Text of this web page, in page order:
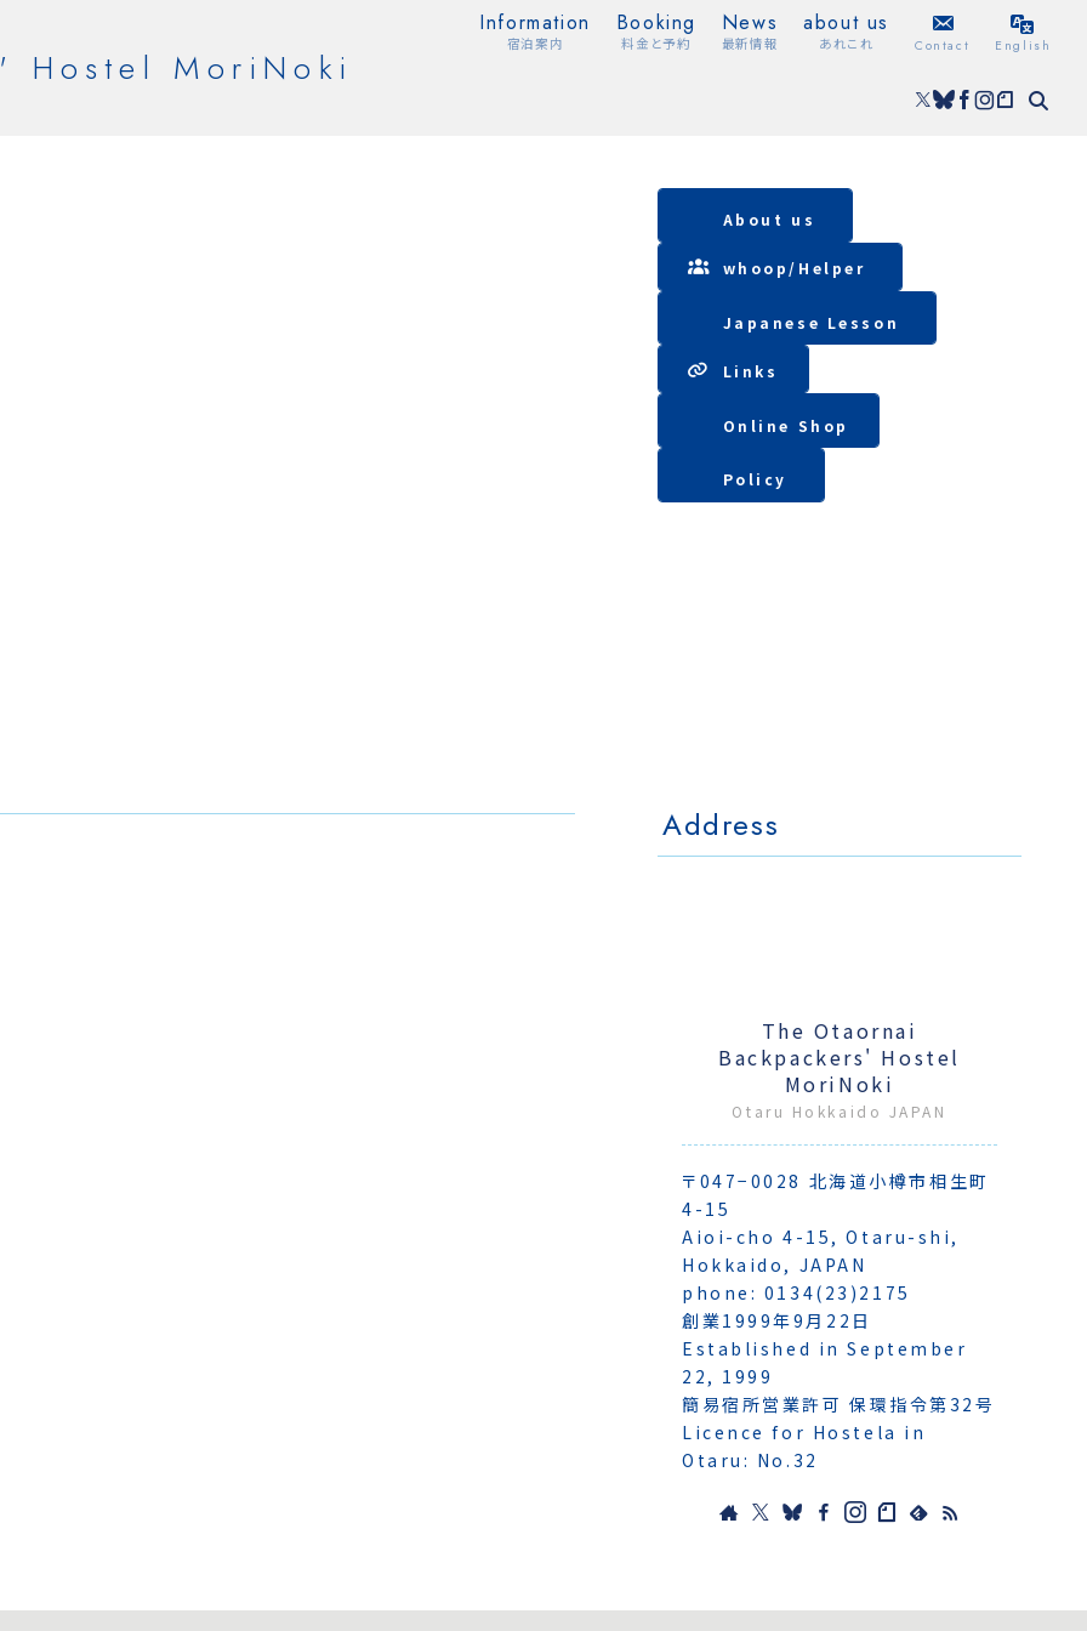
Hostel MoriNoki
Information
宿泊案内
Booking
料金と予約
News
最新情報
about us
あれこれ Contact English
About us
whoop/ Helper
Japanese Lesson
Lin ks
Online Shop
Policy
Address
The Otaornai
Backpackers' Hostel
MoriNoki
Otaru Hokkaido JAPAN
〒047−0028 北海道小樽市相生町
4-15
Aioi-cho 4-15, Otaru-shi,
Hokkaido, JAPAN
phone: 0134(23)2175
創業1999年9月22日
Established in September
22, 1999
簡易宿所営業許可 保環指令第32号
Licence for Hostela in
Otaru: No.32